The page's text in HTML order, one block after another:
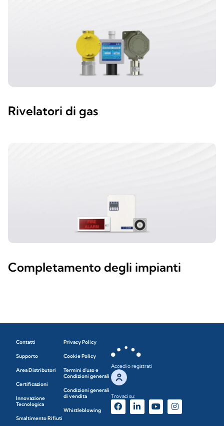
Rivelatori di gas
Completamento degli impianti
Contatti
Supporto
Area Distributori
Certificazioni
Innovazione
Tecnologica
Smaltimento Rifiuti
Privacy Policy
Cookie Policy
Termini d'uso e
Condizioni generali
Condizioni generali
di vendita
Whistleblowing
Accedi o registrati
Trovaci su: